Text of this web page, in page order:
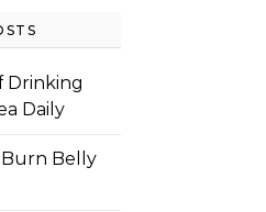
Drinking
Daily
Burn Belly